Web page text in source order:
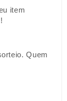
item
Quem